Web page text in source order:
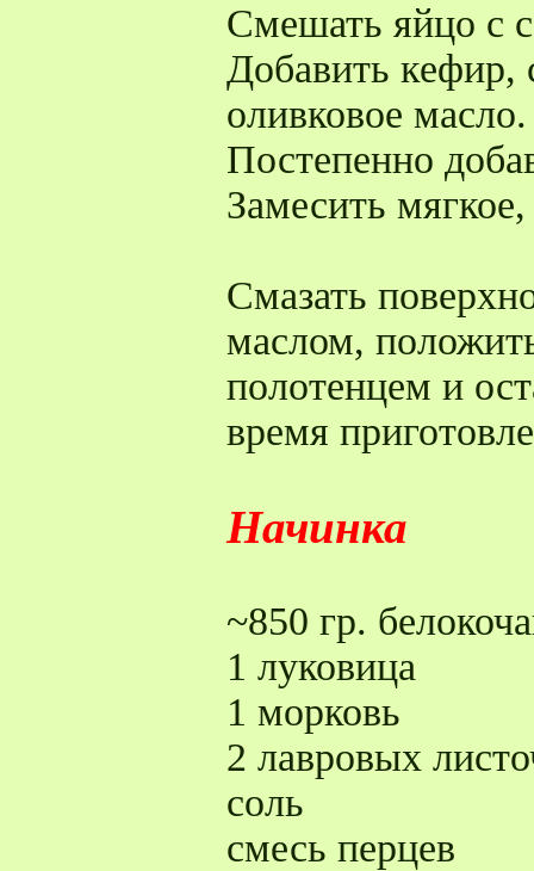
Смешать яйцо с
Добавить кефир,
оливковое масло.
Постепенно
Замесить
Смазать
маслом,
полотенцем и
время
Начинка
~850 гр.
1 луковица
1 морковь
2 лавровых
соль
смесь перцев